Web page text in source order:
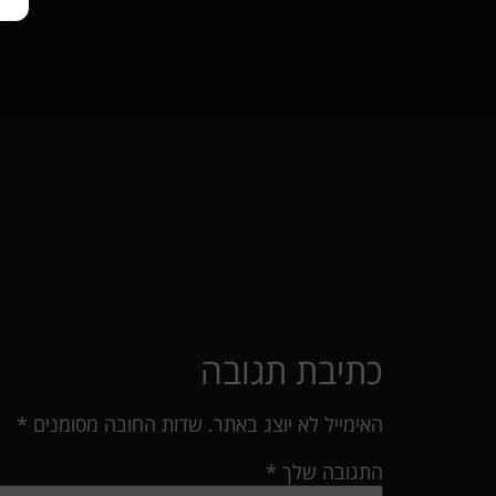
כתיבת תגובה
האימייל לא יוצג באתר. שדות החובה מסומנים *
התגובה שלך *